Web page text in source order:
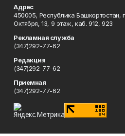
Адрес
450005, Республика Башкортостан,
Октября, 13, 9 этаж, каб. 912, 923
Рекламная служба
(347)292-77-62
Редакция
(347)292-77-62
Приемная
(347)292-77-62